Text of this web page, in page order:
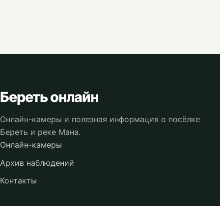
Береть онлайн
Онлайн-камеры и полезная информация о посёлке
Береть и реке Мана.
Онлайн-камеры
Архив наблюдений
Контакты